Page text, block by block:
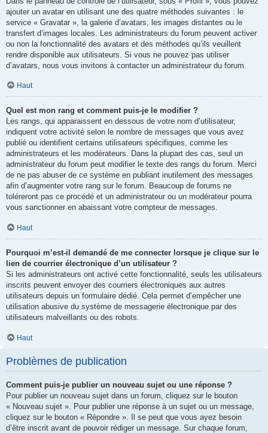
ajouter un avatar en utilisant une des quatre méthodes suivantes : le
service « Gravatar », la galerie d’avatars, les images distantes ou le
transfert d’images locales. Les administrateurs du forum peuvent activer
ou non la fonctionnalité des avatars et des méthodes qu’ils veuillent
rendre disponible aux utilisateurs. Si vous ne pouvez pas utiliser
d’avatars, nous vous invitons à contacter un administrateur du forum.
Haut
Quel est mon rang et comment puis-je le modifier ?
Les rangs, qui apparaissent en dessous de votre nom d’utilisateur,
indiquent votre activité selon le nombre de messages que vous avez
publié ou identifient certains utilisateurs spécifiques, comme les
administrateurs et les modérateurs. Dans la plupart des cas, seul un
administrateur du forum peut modifier le texte des rangs du forum. Merci
de ne pas abuser de ce système en publiant inutilement des messages
afin d’augmenter votre rang sur le forum. Beaucoup de forums ne
toléreront pas ce procédé et un administrateur ou un modérateur pourra
vous sanctionner en abaissant votre compteur de messages.
Haut
Pourquoi m’est-il demandé de me connecter lorsque je clique sur le
lien de courrier électronique d’un utilisateur ?
Si les administrateurs ont activé cette fonctionnalité, seuls les utilisateurs
inscrits peuvent envoyer des courriers électroniques aux autres
utilisateurs depuis un formulaire dédié. Cela permet d’empêcher une
utilisation abusive du système de messagerie électronique par des
utilisateurs malveillants ou des robots.
Haut
Problèmes de publication
Comment puis-je publier un nouveau sujet ou une réponse ?
Pour publier un nouveau sujet dans un forum, cliquez sur le bouton
« Nouveau sujet ». Pour publier une réponse à un sujet ou un message,
cliquez sur le bouton « Répondre ». Il se peut que vous ayez besoin
d’être inscrit avant de pouvoir rédiger un message. Sur chaque forum,